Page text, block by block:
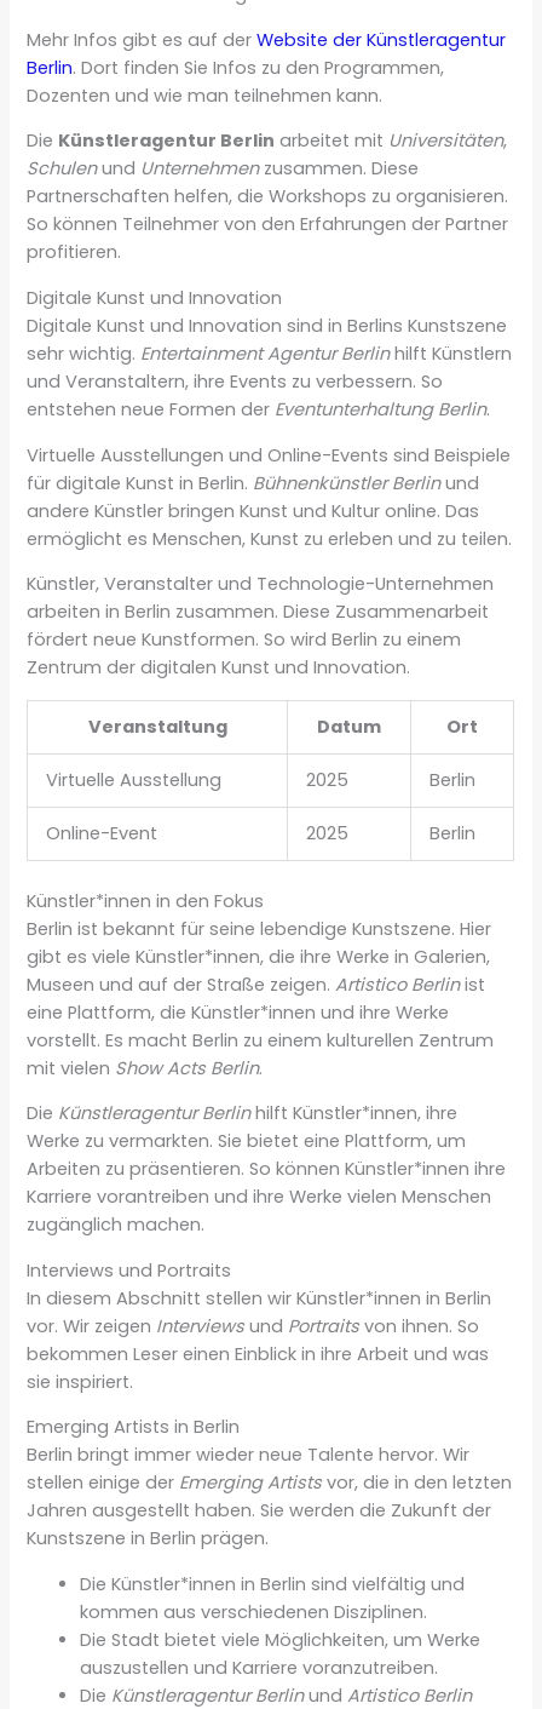
Mehr Infos gibt es auf derWebsite der Künstleragentur
Berlin. Dort finden Sie Infos zu den Programmen,
Dozenten und wie man teilnehmen kann.
Die Künstleragentur Berlin arbeitet mit Universitäten,
Schulenund Unternehmenzusammen. Diese
Partnerschaften helfen, die Workshops zu organisieren.
So können Teilnehmer von den Erfahrungen der Partner
profitieren.
Digitale Kunst und Innovation
Digitale Kunst und Innovation sind in Berlins Kunstszene
sehr wichtig. Entertainment Agentur Berlinhilft Künstlern
und Veranstaltern, ihre Events zu verbessern. So
entstehen neue Formen der Eventunterhaltung Berlin.
Virtuelle Ausstellungen und Online-Events sind Beispiele
für digitale Kunst in Berlin. Bühnenkünstler Berlinund
andere Künstler bringen Kunst und Kultur online. Das
ermöglicht es Menschen, Kunst zu erleben und zu teilen.
Künstler, Veranstalter und Technologie-Unternehmen
arbeiten in Berlin zusammen. Diese Zusammenarbeit
fördert neue Kunstformen. So wird Berlin zu einem
Zentrum der digitalen Kunst und Innovation.
Veranstaltung Datum Ort
Virtuelle Ausstellung 2025 Berlin
Online-Event 2025 Berlin
Künstler*innen in den Fokus
Berlin ist bekannt für seine lebendige Kunstszene. Hier
gibt es viele Künstler*innen, die ihre Werke in Galerien,
Museen und auf der Straße zeigen.Artistico Berlinist
eine Plattform, die Künstler*innen und ihre Werke
vorstellt. Es macht Berlin zu einem kulturellen Zentrum
mit vielen Show Acts Berlin.
Die Künstleragentur Berlinhilft Künstler*innen, ihre
Werke zu vermarkten. Sie bietet eine Plattform, um
Arbeiten zu präsentieren. So können Künstler*innen ihre
Karriere vorantreiben und ihre Werke vielen Menschen
zugänglich machen.
Interviews und Portraits
In diesem Abschnitt stellen wir Künstler*innen in Berlin
vor. Wir zeigen Interviews und Portraits von ihnen. So
bekommen Leser einen Einblick in ihre Arbeit und was
sie inspiriert.
Emerging Artists in Berlin
Berlin bringt immer wieder neue Talente hervor. Wir
stellen einige der Emerging Artists vor, die in den letzten
Jahren ausgestellt haben. Sie werden die Zukunft der
Kunstszene in Berlin prägen.
Die Künstler*innen in Berlin sind vielfältig und
kommen aus verschiedenen Disziplinen.
Die Stadt bietet viele Möglichkeiten, um Werke
auszustellen und Karriere voranzutreiben.
Die Künstleragentur BerlinundArtistico Berlin